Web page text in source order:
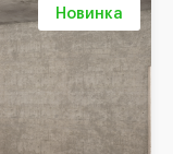
Новинка